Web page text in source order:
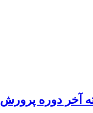
آخر دوره پرورش